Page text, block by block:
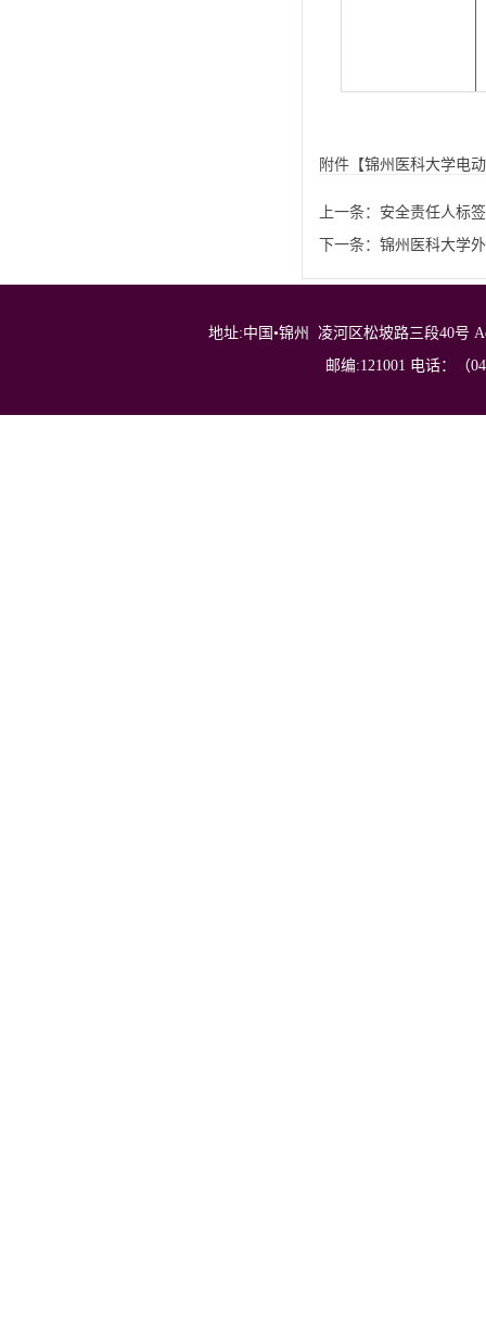
附件【锦州医科大学电
上一条： 安全责任人标签
下一条： 锦州医科大学
地址:中国•锦州 凌河区松坡路三段40号
邮编:121001 电话：（